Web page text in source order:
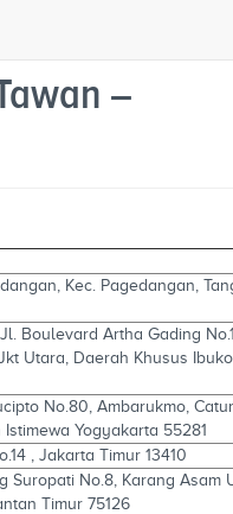
–
Kec. Pagedangan,
Boulevard Artha Gading
Utara, Daerah Khusus
No.80, Ambarukmo,
Yogyakarta 55281
, Jakarta Timur 13410
Suropati No.8, Karang Asam
Timur 75126